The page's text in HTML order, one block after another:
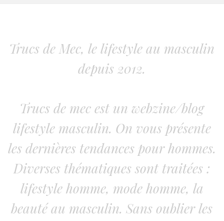
Trucs de Mec, le lifestyle au masculin
depuis 2012.
Trucs de mec est un webzine/blog
lifestyle masculin. On vous présente
les dernières tendances pour hommes.
Diverses thématiques sont traitées :
lifestyle homme, mode homme, la
beauté au masculin. Sans oublier les